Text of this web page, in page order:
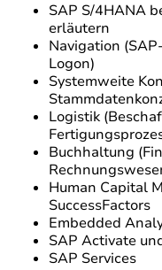
SAP S/4HANA
erläutern
Navigation
Logon)
Systemweite
Logistik
Buchhaltung
Human Capital
SuccessFactors
Embedded
SAP Activate
SAP Services